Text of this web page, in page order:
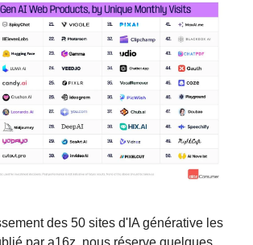
des 50 sites d'IA générative les
par a16z, nous réserve quelques